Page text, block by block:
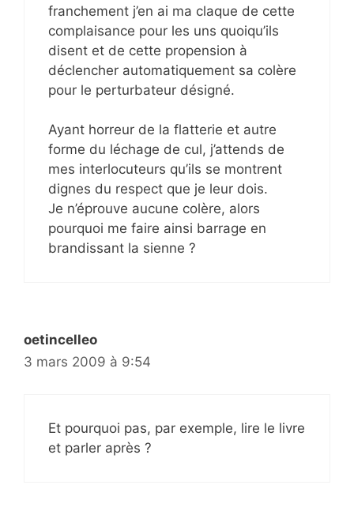
franchement j’en ai ma claque de cette
complaisance pour les uns quoiqu’ils
disent et de cette propension à
déclencher automatiquement sa colère
pour le perturbateur désigné.
Ayant horreur de la flatterie et autre
forme du léchage de cul, j’attends de
mes interlocuteurs qu’ils se montrent
dignes du respect que je leur dois.
Je n’éprouve aucune colère, alors
pourquoi me faire ainsi barrage en
brandissant la sienne ?
oetincelleo
3 mars 2009 à 9:54
Et pourquoi pas, par exemple, lire le livre
et parler après ?